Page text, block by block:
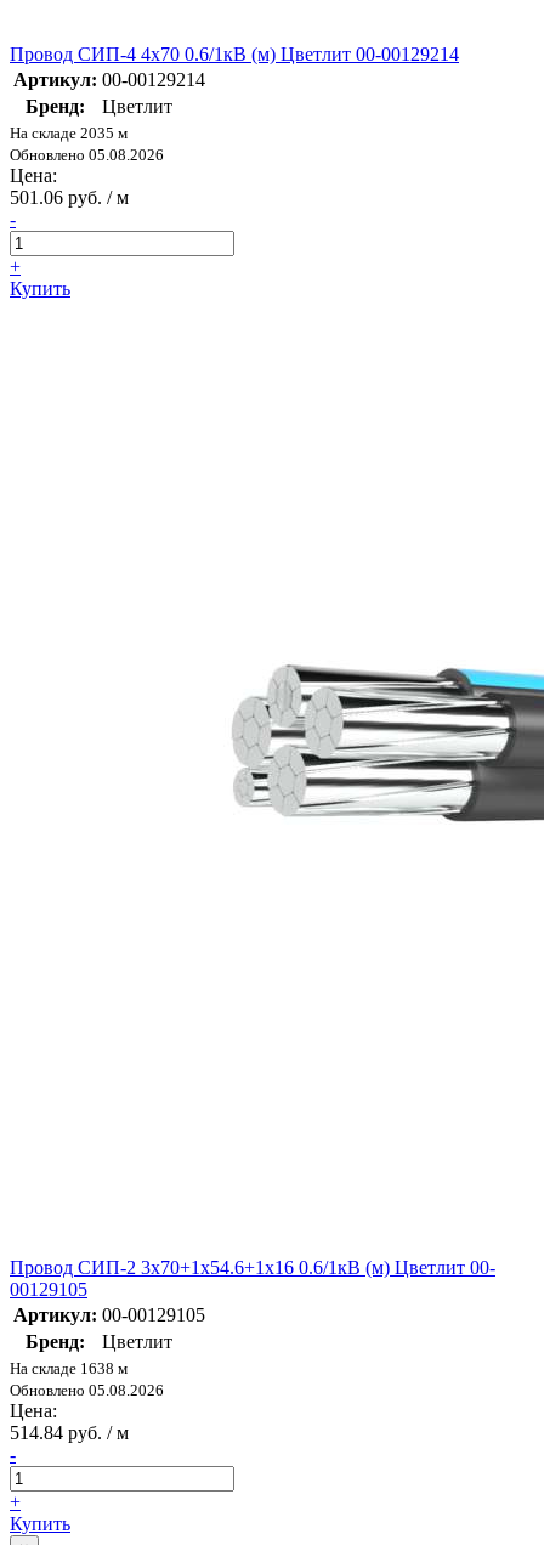
Провод СИП-4 4х70 0.6/1кВ (м) Цветлит 00-00129214
Артикул: 00-00129214
Бренд:
Цветлит
На складе 2035 м
Обновлено 05.08.2026
Цена:
501.06 руб. / м
-
+
Купить
Провод СИП-2 3х70+1х54.6+1х16 0.6/1кВ (м) Цветлит 00-
00129105
Артикул: 00-00129105
Бренд:
Цветлит
На складе 1638 м
Обновлено 05.08.2026
Цена:
514.84 руб. / м
-
+
Купить